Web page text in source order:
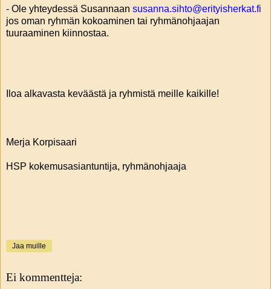
- Ole yhteydessä Susannaan susanna.sihto@erityisherkat.fi
jos oman ryhmän kokoaminen tai ryhmänohjaajan
tuuraaminen kiinnostaa.
Iloa alkavasta keväästä ja ryhmistä meille kaikille!
Merja Korpisaari
HSP kokemusasiantuntija, ryhmänohjaaja
Jaa muille
Ei kommentteja: